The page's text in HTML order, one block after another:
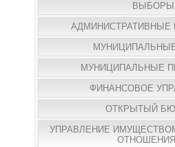
ВЫБОРЫ
АДМИНИСТРАТИВНЫЕ
МУНИЦИПАЛЬНЫЕ
ФИНАНСОВОЕ
ОТКРЫТЫЙ
УПРАВЛЕНИЕ